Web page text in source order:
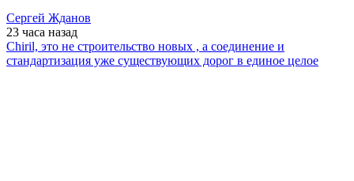
Сергей Жданов
23 часа назад
Chiril, это не строительство новых , а соединение и
стандартизация уже существующих дорог в единое целое